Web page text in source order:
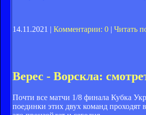
14.11.2021 | Комментарии: 0 | Читать
Верес - Ворскла:
Почти все матчи 1/8 финала Кубка
поединки этих двух команд проходят